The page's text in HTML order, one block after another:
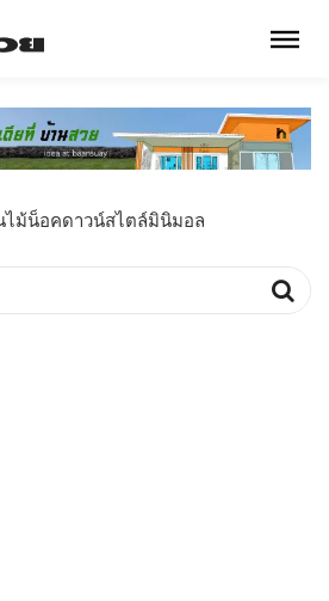
ไม้น็อคดาวน์สไตล์มินิมอล